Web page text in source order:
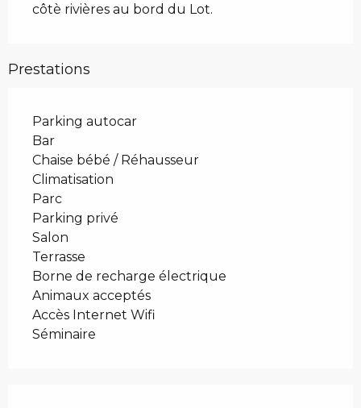
côtè rivières au bord du Lot.
Prestations
Parking autocar
Bar
Chaise bébé / Réhausseur
Climatisation
Parc
Parking privé
Salon
Terrasse
Borne de recharge électrique
Animaux acceptés
Accès Internet Wifi
Séminaire